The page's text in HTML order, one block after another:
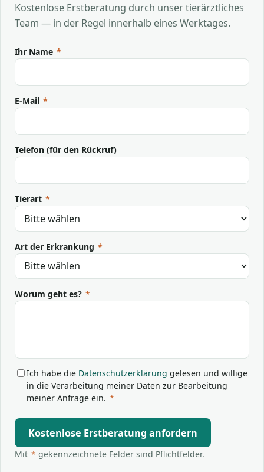
Kostenlose Erstberatung durch unser tierärztliches
Team — in der Regel innerhalb eines Werktages.
Ihr Name *
E-Mail *
Telefon (für den Rückruf)
Tierart *
Art der Erkrankung *
Worum geht es? *
Ich habe die Datenschutzerklärung gelesen und willige
in die Verarbeitung meiner Daten zur Bearbeitung
meiner Anfrage ein. *
Kostenlose Erstberatung anfordern
Mit * gekennzeichnete Felder sind Pflichtfelder.